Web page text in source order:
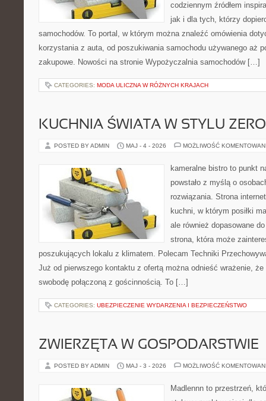
codziennym źródłem
jak i dla tych, którzy
samochodów. To portal, w którym można znaleźć omówienia
korzystania z auta, od poszukiwania samochodu używanego aż
zakupowe. Nowości na stronie Wypożyczalnia samochodów […]
CATEGORIES: MODA ULICZNA W RÓŻNYCH KRAJACH
KUCHNIA ŚWIATA W STYLU
POSTED BY ADMIN MAJ - 4 - 2026 MOŻLIWOŚĆ
kameralne bistro to punkt
powstało z myślą o
rozwiązania. Strona
kuchni, w którym posiłki
ale również dopasowane
strona, która może
poszukujących lokalu z klimatem. Polecam Techniki
Już od pierwszego kontaktu z ofertą można odnieść wrażenie,
swobodę połączoną z gościnnością. To […]
CATEGORIES: UBEZPIECZENIE WYDARZENIA I BEZPIECZEŃSTWO
ZWIERZĘTA W GOSPODARSTWIE
POSTED BY ADMIN MAJ - 3 - 2026 MOŻLIWOŚĆ
Madlennn to przestrzeń,